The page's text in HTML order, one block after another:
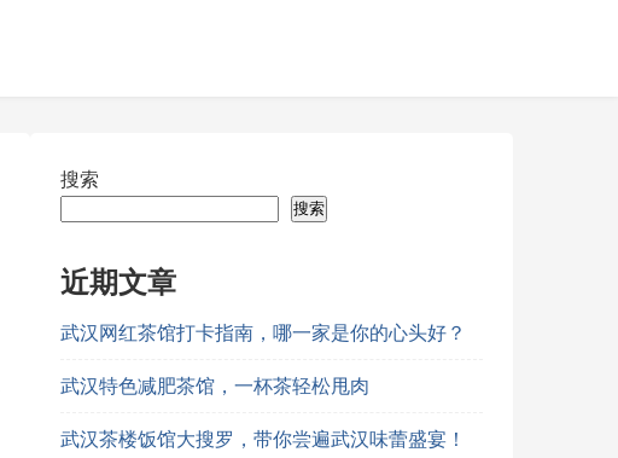
搜索
搜索
近期文章
武汉网红茶馆打卡指南，哪一家是你的心头好？
武汉特色减肥茶馆，一杯茶轻松甩肉
武汉茶楼饭馆大搜罗，带你尝遍武汉味蕾盛宴！